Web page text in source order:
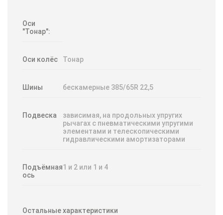
Оси
"Тонар":
Оси колёс Тонар
Шины бескамерные 385/65R 22,5
Подвеска
зависимая, на продольных упругих
рычагах с пневматическими упругими
элементами и телескопическими
гидравлическими амортизаторами
Подъёмная
ось
1 и 2 или 1 и 4
Остальные характеристики